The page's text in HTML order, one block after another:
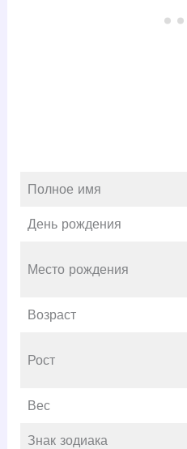
Полное имя
День рождения
Место рождения
Возраст
Рост
Вес
Знак зодиака